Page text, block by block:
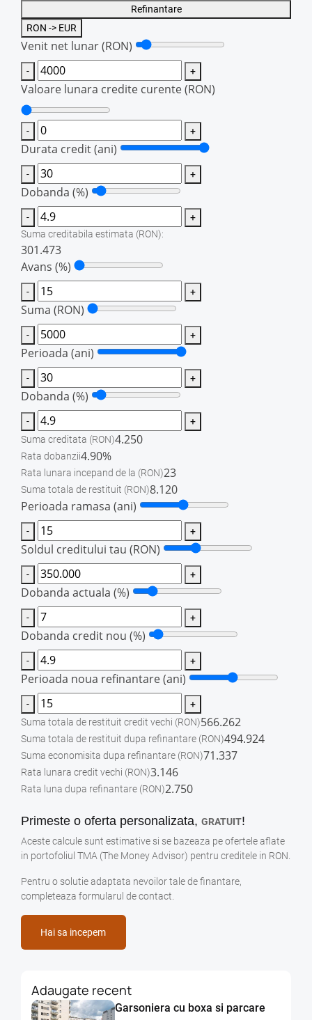
Refinantare
RON -> EUR
Venit net lunar(RON)
- +
Valoare lunara credite curente(RON)
- +
Durata credit (ani)
- +
Dobanda (%)
- +
Suma creditabila estimata (RON):
301.473
Avans (%)
- +
Suma (RON)
- +
Perioada (ani)
- +
Dobanda (%)
- +
Suma creditata (RON)4.250
Rata dobanzii4.90%
Rata lunara incepand de la (RON)23
Suma totala de restituit (RON)8.120
Perioada ramasa (ani)
- +
Soldul creditului tau (RON)
- +
Dobanda actuala (%)
- +
Dobanda credit nou (%)
- +
Perioada noua refinantare (ani)
- +
Suma totala de restituit credit vechi (RON)566.262
Suma totala de restituit dupa refinantare (RON)494.924
Suma economisita dupa refinantare (RON)71.337
Rata lunara credit vechi (RON)3.146
Rata luna dupa refinantare (RON)2.750
Primeste o oferta personalizata, GRATUIT!
Aceste calcule sunt estimative si se bazeaza pe ofertele aflate
in portofoliul TMA (The Money Advisor) pentru creditele in RON.
Pentru o solutie adaptata nevoilor tale de finantare,
completeaza formularul de contact.
Hai sa incepem
Adaugate recent
Garsoniera cu boxa si parcare